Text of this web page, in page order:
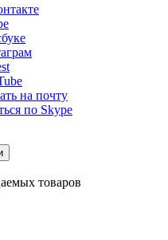
на почту
по Skype
товаров